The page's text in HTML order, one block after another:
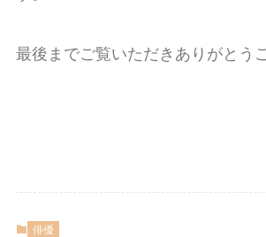
最後までご覧いただきありがとう
俳優